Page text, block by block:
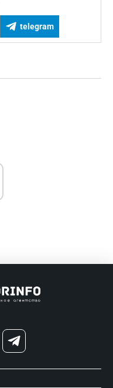
telegram